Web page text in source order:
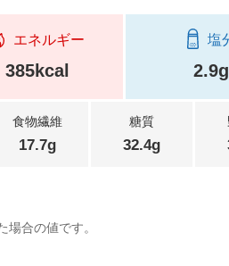
エネルギー
385kcal
塩
2.9g
食物繊維
17.7g
糖質
32.4g
合の値です。